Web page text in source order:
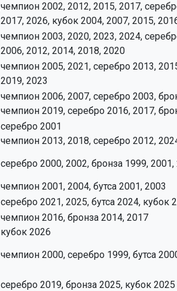
чемпион 2002, 2012, 2015, 2017,
2017, 2026, кубок 2004, 2007, 2015,
чемпион 2003, 2020, 2023, 2024,
2006, 2012, 2014, 2018, 2020
чемпион 2005, 2021, серебро 2013,
2019, 2023
чемпион 2006, 2007, серебро 2003,
чемпион 2019, серебро 2016, 2017,
серебро 2001
чемпион 2013, 2018, серебро 2012,
серебро 2000, 2002, бронза 1999,
чемпион 2001, 2004, бутса 2001, 2003
серебро 2021, 2025, бутса 2024, кубок
чемпион 2016, бронза 2014, 2017
кубок 2026
чемпион 2000, серебро 1999, бутса
серебро 2019, бронза 2025, кубок 2025